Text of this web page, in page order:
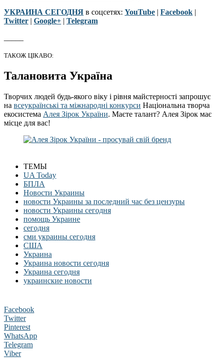
УКРАИНА СЕГОДНЯ в соцсетях: YouTube | Facebook |
Twitter | Google+ | Telegram
ТАКОЖ ЦІКАВО:
Талановита Україна
Творчих людей будь-якого віку і рівня майстерності запрошує
на всеукраїнські та міжнародні конкурси Національна творча
екосистема Алея Зірок України. Маєте талант? Алея Зірок має
місце для вас!
ТЕМЫ
UA Today
БПЛА
Новости Украины
новости Украины за последний час без цензуры
новости Украины сегодня
помощь Украине
сегодня
сми украины сегодня
США
Украина
Украина новости сегодня
Украина сегодня
украинские новости
Facebook
Twitter
Pinterest
WhatsApp
Telegram
Viber